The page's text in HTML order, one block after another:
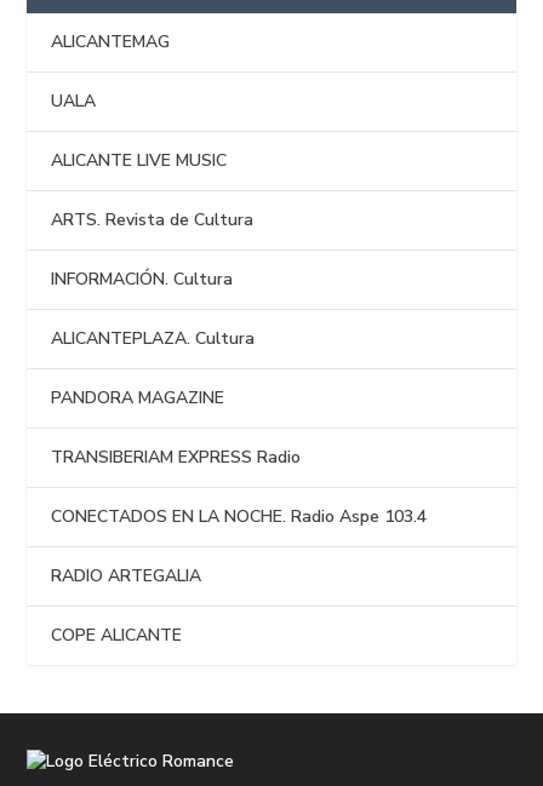
ALICANTEMAG
UALA
ALICANTE LIVE MUSIC
ARTS. Revista de Cultura
INFORMACIÓN. Cultura
ALICANTEPLAZA. Cultura
PANDORA MAGAZINE
TRANSIBERIAM EXPRESS Radio
CONECTADOS EN LA NOCHE. Radio Aspe 103.4
RADIO ARTEGALIA
COPE ALICANTE